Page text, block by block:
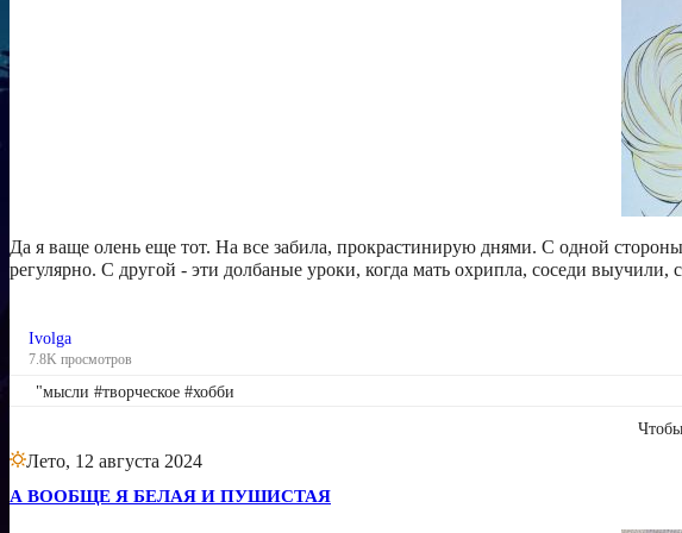
Да я ваще олень еще тот. На все забила, прокрастинирую днями. С одной
регулярно. С другой - эти долбаные уроки, когда мать охрипла, соседи
Ivolga
7.8K просмотров
"мысли #творческое #хобби
Лето, 12 августа 2024
А ВООБЩЕ Я БЕЛАЯ И ПУШИСТАЯ